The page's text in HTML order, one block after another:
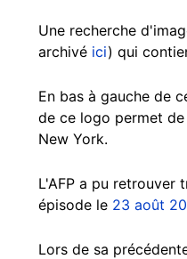
Une recherche
archivé ici) qui
En bas à gauche de
de ce logo permet
New York.
L'AFP a pu retrouver
épisode le 23 août
Lors de sa